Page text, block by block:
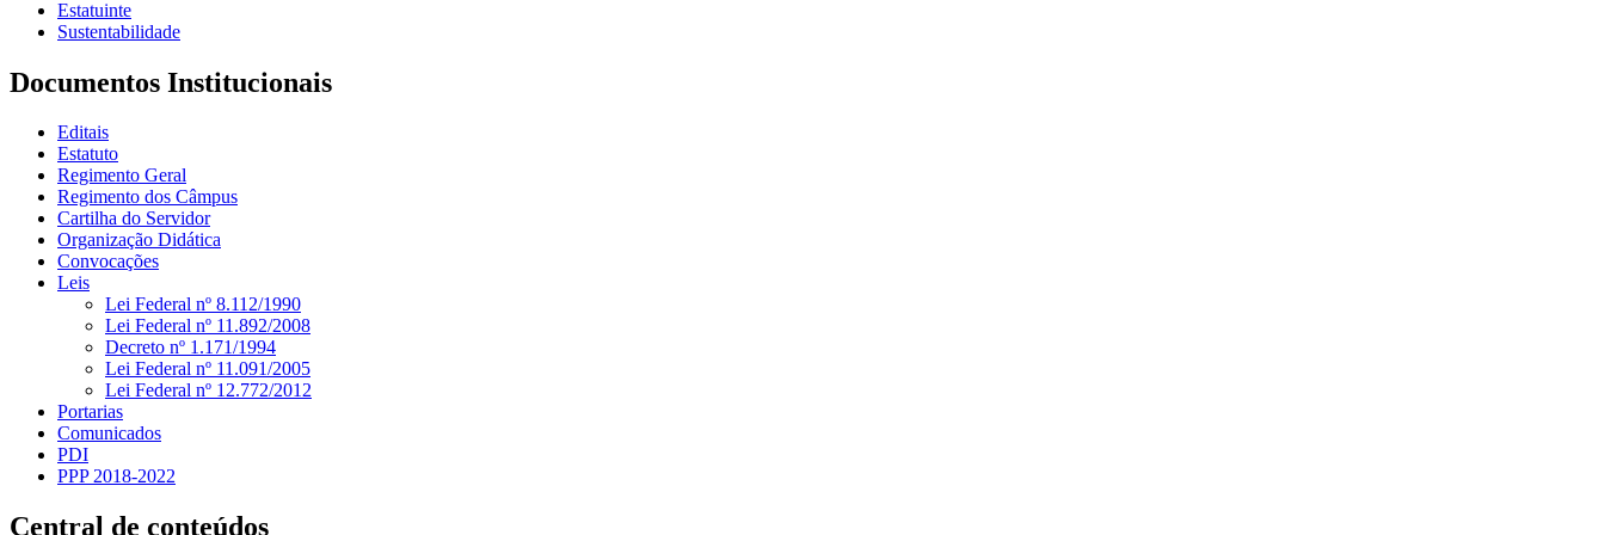
Estatuinte
Sustentabilidade
Documentos Institucionais
Editais
Estatuto
Regimento Geral
Regimento dos Câmpus
Cartilha do Servidor
Organização Didática
Convocações
Leis
Lei Federal nº 8.112/1990
Lei Federal nº 11.892/2008
Decreto nº 1.171/1994
Lei Federal nº 11.091/2005
Lei Federal nº 12.772/2012
Portarias
Comunicados
PDI
PPP 2018-2022
Central de conteúdos